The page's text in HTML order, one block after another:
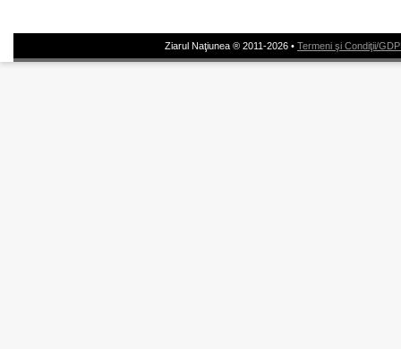
Ziarul Naţiunea ® 2011-2026 • Termeni şi Condiţii/